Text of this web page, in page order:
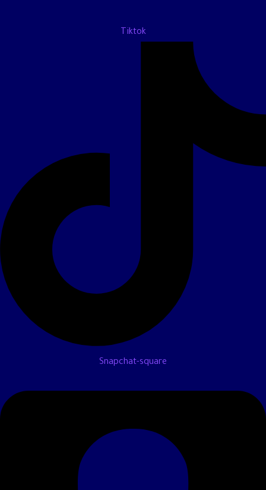
Tiktok
Snapchat-square